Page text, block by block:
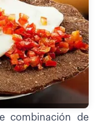
combinación de